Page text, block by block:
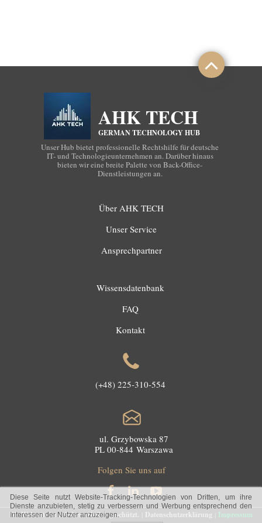
AHK TECH
GERMAN TECHNOLOGY HUB
Unser Hub bietet professionelle Rechtshilfe für deutsche
IT- und Technologieunternehmen an. Darüber hinaus
bieten wir eine breite Palette von Back-Office-
Dienstleistungen an.
ul. Grzybowska 87
PL 00-844 Warszawa
(+48) 225-310-554
Folgen Sie uns auf
Wissensdatenbank
FAQ
Kontakt
Über AHK TECH
Unser Service
Ansprechpartner
Die Webseite ist urheberrechtlich geschützt. Datenschutzerklärung Impressum
Diese Seite nutzt Website-Tracking-Technologien von Dritten, um ihre
Dienste anzubieten, stetig zu verbessern und Werbung entsprechend den
Interessen der Nutzer anzuzeigen.